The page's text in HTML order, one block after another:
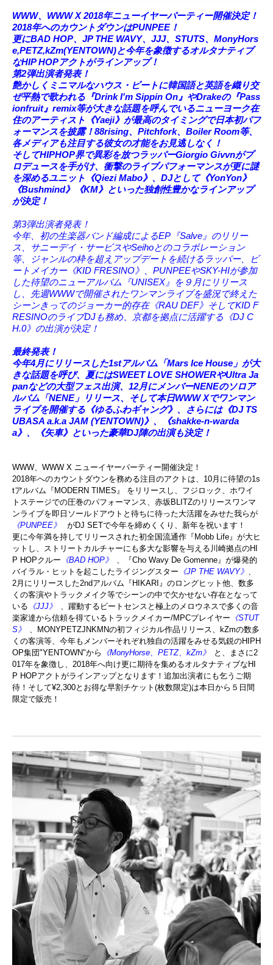
WWW、WWW X 2018年ニューイヤーパーティー開催決定！
2018年へのカウントダウンはPUNPEE！
更にBAD HOP、JP THE WAVY、JJJ、STUTS、MonyHors
e,PETZ,kZm(YENTOWN)と今年を象徴するオルタナティブ
なHIP HOPアクトがラインアップ！
第2弾出演者発表！
艶かしくミニマルなハウス・ビートに韓国語と英語を織り交
ぜ平熱で歌われる『Drink I'm Sippin On』やDrakeの『Pass
ionfruit』remix等が大きな話題を呼んでいるニューヨーク在
住のアーティスト《Yaeji》が最高のタイミングで日本初パフ
ォーマンスを披露！88rising、Pitchfork、Boiler Room等、
各メディアも注目する彼女の才能をお見逃しなく！
そしてHIPHOP界で異彩を放つラッパーGiorgio Givvnがプ
ロデュースを手がけ、衝撃のライブパフォーマンスが更に謎
を深めるユニット《Qiezi Mabo》、DJとして《YonYon》
《Bushmind》《KM》といった独創性豊かなラインアップ
が決定！
第3弾出演者発表！
今年、初の生楽器バンド編成によるEP『Salve』のリリー
ス、サニーデイ・サービスやSeihoとのコラボレーション
等、ジャンルの枠を超えアップデートを続けるラッパー、ビ
ートメイカー《KID FRESINO》、PUNPEEやSKY-HIが参加
した待望のニューアルバム『UNISEX』を９月にリリース
し、先週WWWで開催されたワンマンライブを盛況で終えた
シーンきってのジョーカー的存在《RAU DEF》そしてKID F
RESINOのライブDJも務め、京都を拠点に活躍する《DJ C
H.0》の出演が決定！
最終発表！
今年4月にリリースした1stアルバム「Mars Ice House」が大
きな話題を呼び、夏にはSWEET LOVE SHOWERやUltra Ja
panなどの大型フェス出演、12月にメンバーNENEのソロア
ルバム「NENE」リリース、そして本日WWW Xでワンマン
ライブを開催する《ゆるふわギャング》、さらには《DJ TS
UBASA a.k.a JAM (YENTOWN)》、《shakke-n-warda
a》、《矢車》といった豪華DJ陣の出演も決定！
WWW、WWW X ニューイヤーパーティー開催決定！
2018年へのカウントダウンを務める注目のアクトは、10月に待望の1s
tアルバム『MODERN TIMES』 をリリースし、フジロック、ホワイ
トステージでの圧巻のパフォーマンス、赤坂BLITZのリリースワンマ
ンライブを即日ソールドアウトと待ちに待った大活躍をみせた我らが
《PUNPEE》
がDJ SETで今年を締めくくり、新年を祝います！
更に今年満を持してリリースされた初全国流通作『Mobb Life』が大ヒ
ットし、 ストリートカルチャーにも多大な影響を与える川崎拠点のH
P HOPクルー 《BAD HOP》 、
『Cho Wavy De Gomenne』が爆発的
バイラル・ ヒットを起こしたライジングスター 《JP THE WAVY》 、
2月にリリースした2ndアルバム『HIKARI』 のロングヒット他、数多
くの客演やトラックメイク等でシーンの中で欠かせない存在となって
いる 《JJJ》 、 躍動するビートセンス と極上のメロウネスで多くの音
楽家達から信頼を得ているトラック メイカー/MPCプレイヤー 《STUT
S》
、 MONYPETZJNKMNの初フィジカル作品リリース、
kZmの数多
くの客演等、今年も メンバーそれぞれ独自の活躍をみせる気鋭のHIPH
OP集団"YENTOWN"から 《MonyHorse、PETZ、kZm》 と、
まさに2
017年を象徴し、2018年へ向け更に期待を集めるオルタナティブなHI
P HOPアクトがラインアップとなります！ 追加出演者にも乞うご期
待！そして¥2,300とお得な早割チケット(枚数限定)は本日から５日間
限定で販売！